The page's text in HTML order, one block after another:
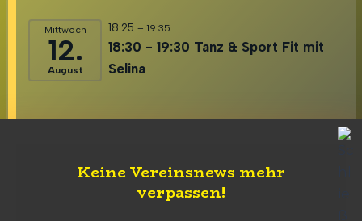
Mittwoch
12.
August
18:25 – 19:35
18:30 - 19:30 Tanz & Sport Fit mit
Selina
Keine Vereinsnews mehr
verpassen!